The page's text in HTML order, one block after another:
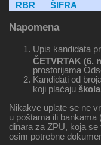
RBR ŠIFRA
Napomena
Upis kandidata
ČETVRTAK (6.
prostorijama
Kandidati od
koji plaćaju
Nikakve uplate se ne
u poštama ili bankama
dinara za ZPU, koja
osim potrebne